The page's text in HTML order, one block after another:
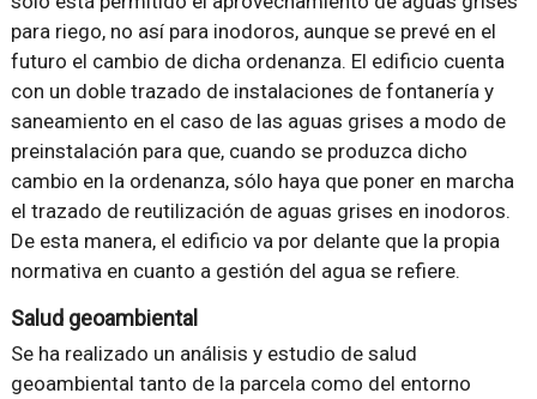
para riego, no así para inodoros, aunque se prevé en el
futuro el cambio de dicha ordenanza. El edificio cuenta
con un doble trazado de instalaciones de fontanería y
saneamiento en el caso de las aguas grises a modo de
preinstalación para que, cuando se produzca dicho
cambio en la ordenanza, sólo haya que poner en marcha
el trazado de reutilización de aguas grises en inodoros.
De esta manera, el edificio va por delante que la propia
normativa en cuanto a gestión del agua se refiere.
Salud geoambiental
Se ha realizado un análisis y estudio de salud
geoambiental tanto de la parcela como del entorno